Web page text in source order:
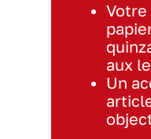
Votre
aux
Un